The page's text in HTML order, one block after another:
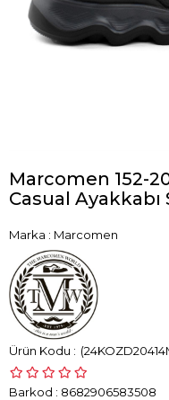
Marcomen 152-
Casual Ayakkabı
Marka : Marcomen
Barkod : 8682906583508